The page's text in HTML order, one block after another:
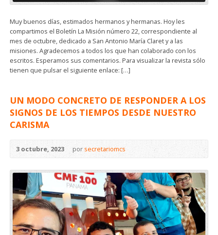
Muy buenos días, estimados hermanos y hermanas. Hoy les
compartimos el Boletín La Misión número 22, correspondiente al
mes de octubre, dedicado a San Antonio María Claret y a las
misiones. Agradecemos a todos los que han colaborado con los
escritos. Esperamos sus comentarios. Para visualizar la revista sólo
tienen que pulsar el siguiente enlace: […]
UN MODO CONCRETO DE RESPONDER A LOS
SIGNOS DE LOS TIEMPOS DESDE NUESTRO
CARISMA
3 octubre, 2023 por secretariomcs